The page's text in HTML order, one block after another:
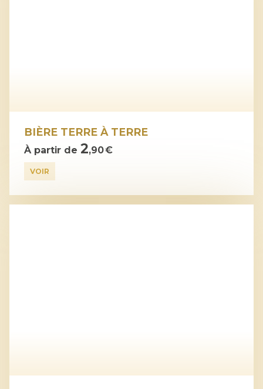
BIÈRE TERRE À TERRE
À partir de 2,90 €
VOIR